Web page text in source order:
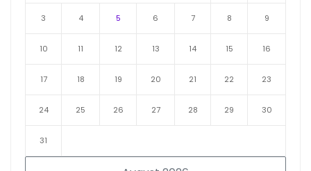
3 4 5 6 7 8 9
10 11 12 13 14 15 16
17 18 19 20 21 22 23
24 25 26 27 28 29 30
31